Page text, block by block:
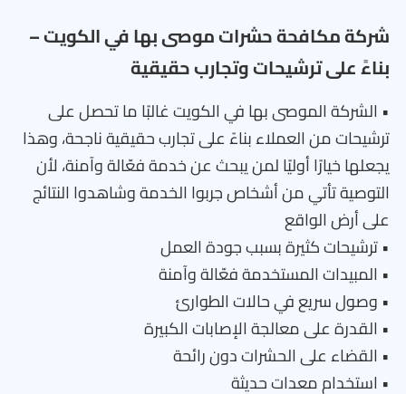
شركة مكافحة حشرات موصى بها في الكويت –
بناءً على ترشيحات وتجارب حقيقية
• الشركة الموصى بها في الكويت غالبًا ما تحصل على
ترشيحات من العملاء بناءً على تجارب حقيقية ناجحة، وهذا
يجعلها خيارًا أوليًا لمن يبحث عن خدمة فعّالة وآمنة، لأن
التوصية تأتي من أشخاص جربوا الخدمة وشاهدوا النتائج
على أرض الواقع
• ترشيحات كثيرة بسبب جودة العمل
• المبيدات المستخدمة فعّالة وآمنة
• وصول سريع في حالات الطوارئ
• القدرة على معالجة الإصابات الكبيرة
• القضاء على الحشرات دون رائحة
• استخدام معدات حديثة